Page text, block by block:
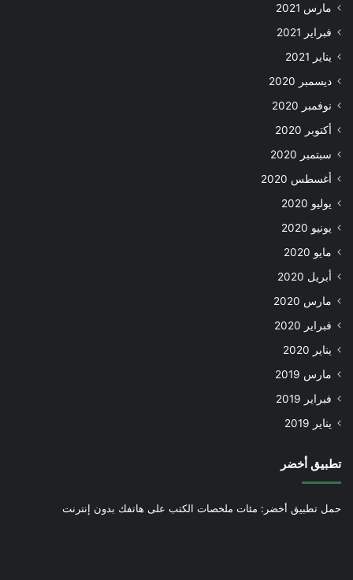
مارس 2021
فبراير 2021
يناير 2021
ديسمبر 2020
نوفمبر 2020
أكتوبر 2020
سبتمبر 2020
أغسطس 2020
يوليو 2020
يونيو 2020
مايو 2020
أبريل 2020
مارس 2020
فبراير 2020
يناير 2020
مارس 2019
فبراير 2019
يناير 2019
تطبيق أخضر
حمل تطبيق أخضر: مئات ملخصات الكتب على هاتفك بدون إنترنت